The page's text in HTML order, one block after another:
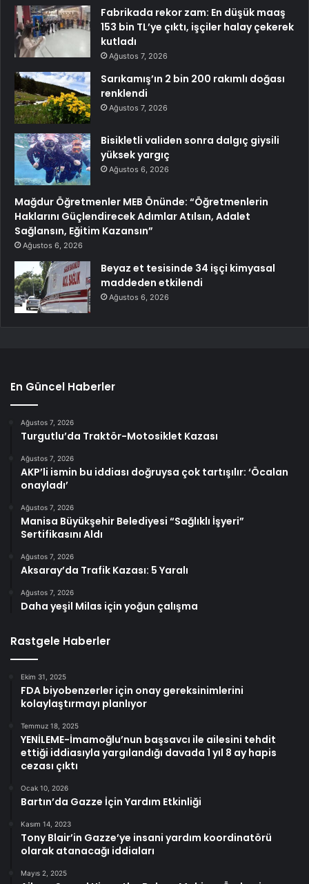
Fabrikada rekor zam: En düşük maaş
153 bin TL’ye çıktı, işçiler halay çekerek
kutladı
Ağustos 7, 2026
Sarıkamış’ın 2 bin 200 rakımlı doğası
renklendi
Ağustos 7, 2026
Bisikletli validen sonra dalgıç giysili
yüksek yargıç
Ağustos 6, 2026
Mağdur Öğretmenler MEB Önünde: “Öğretmenlerin
Haklarını Güçlendirecek Adımlar Atılsın, Adalet
Sağlansın, Eğitim Kazansın”
Ağustos 6, 2026
Beyaz et tesisinde 34 işçi kimyasal
maddeden etkilendi
Ağustos 6, 2026
En Güncel Haberler
Ağustos 7, 2026
Turgutlu’da Traktör-Motosiklet Kazası
Ağustos 7, 2026
AKP’li ismin bu iddiası doğruysa çok tartışılır: ‘Öcalan
onayladı’
Ağustos 7, 2026
Manisa Büyükşehir Belediyesi “Sağlıklı İşyeri”
Sertifikasını Aldı
Ağustos 7, 2026
Aksaray’da Trafik Kazası: 5 Yaralı
Ağustos 7, 2026
Daha yeşil Milas için yoğun çalışma
Rastgele Haberler
Ekim 31, 2025
FDA biyobenzerler için onay gereksinimlerini
kolaylaştırmayı planlıyor
Temmuz 18, 2025
YENİLEME-İmamoğlu’nun başsavcı ile ailesini tehdit
ettiği iddiasıyla yargılandığı davada 1 yıl 8 ay hapis
cezası çıktı
Ocak 10, 2026
Bartın’da Gazze İçin Yardım Etkinliği
Kasım 14, 2023
Tony Blair’in Gazze’ye insani yardım koordinatörü
olarak atanacağı iddiaları
Mayıs 2, 2025